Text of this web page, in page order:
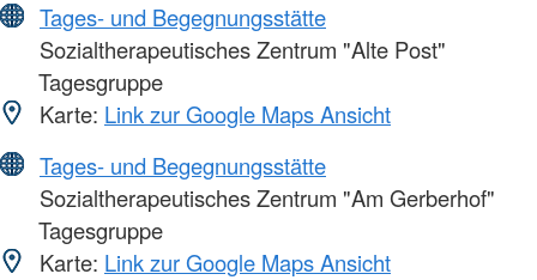
Tages- und Begegnungsstätte
Sozialtherapeutisches Zentrum "Alte Post"
Tagesgruppe
Karte: Link zur Google Maps Ansicht
Tages- und Begegnungsstätte
Sozialtherapeutisches Zentrum "Am Gerberhof"
Tagesgruppe
Karte: Link zur Google Maps Ansicht